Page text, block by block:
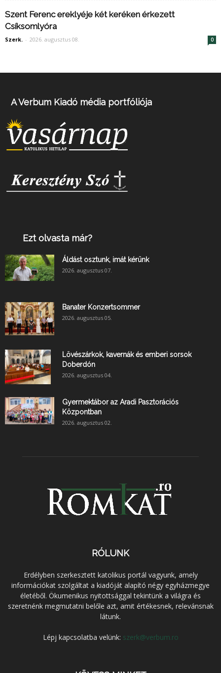
Szent Ferenc ereklyéje két keréken érkezett
Csíksomlyóra
Szerk. - 2026. augusztus 08. 0
A Verbum Kiadó média portfóliója
Ezt olvasta már?
Áldást osztunk, imát kérünk
2026. augusztus 07.
Banater Konzertsommer
2026. augusztus 05.
Lövészárkok, kavernák és emberi sorsok
Doberdón
2026. augusztus 04.
Gyermektábor az Aradi Pasztorációs
Központban
2026. augusztus 02.
RÓLUNK
Erdélyben szerkesztett katolikus portál vagyunk, amely
információkat szolgáltat a kiadóját alapító négy egyházmegye
életéből. Ökumenikus nyitottsággal tekintünk a világra és
szeretnénk megmutatni belőle azt, amit értékesnek, relevánsnak
látunk.
Lépj kapcsolatba velünk: szerk@verbum.ro